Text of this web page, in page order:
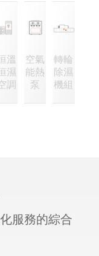
溫
濕
調
空氣
能熱
泵
轉輪
除濕
機組
服務的綜合